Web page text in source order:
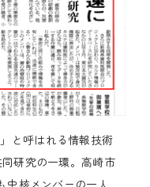
と呼はれる情報技術
同研究の一環。高崎市
中核メンバーの一人